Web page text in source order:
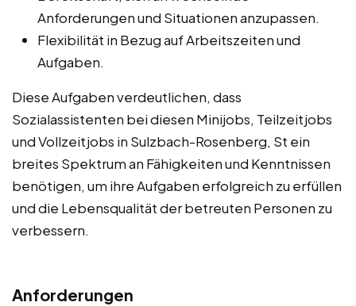
Anforderungen und Situationen anzupassen.
Flexibilität in Bezug auf Arbeitszeiten und
Aufgaben.
Diese Aufgaben verdeutlichen, dass
Sozialassistenten bei diesen Minijobs, Teilzeitjobs
und Vollzeitjobs in Sulzbach-Rosenberg, St ein
breites Spektrum an Fähigkeiten und Kenntnissen
benötigen, um ihre Aufgaben erfolgreich zu erfüllen
und die Lebensqualität der betreuten Personen zu
verbessern.
Anforderungen